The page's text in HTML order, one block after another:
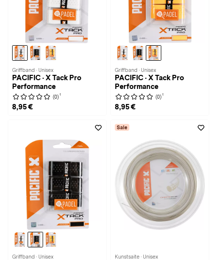
Griffband · Unisex
PACIFIC · X Tack Pro
Performance
(0) 1
8,95 €
Griffband · Unisex
PACIFIC · X Tack Pro
Performance
(0) 1
8,95 €
Griffband · Unisex
Sale
Kunstsaite · Unisex